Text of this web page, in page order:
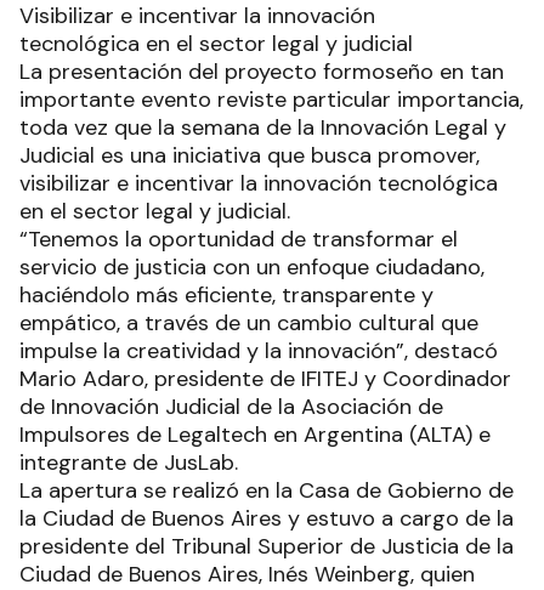
Visibilizar e incentivar la innovación
tecnológica en el sector legal y judicial
La presentación del proyecto formoseño en tan
importante evento reviste particular importancia,
toda vez que la semana de la Innovación Legal y
Judicial es una iniciativa que busca promover,
visibilizar e incentivar la innovación tecnológica
en el sector legal y judicial.
“Tenemos la oportunidad de transformar el
servicio de justicia con un enfoque ciudadano,
haciéndolo más eficiente, transparente y
empático, a través de un cambio cultural que
impulse la creatividad y la innovación”, destacó
Mario Adaro, presidente de IFITEJ y Coordinador
de Innovación Judicial de la Asociación de
Impulsores de Legaltech en Argentina (ALTA) e
integrante de JusLab.
La apertura se realizó en la Casa de Gobierno de
la Ciudad de Buenos Aires y estuvo a cargo de la
presidente del Tribunal Superior de Justicia de la
Ciudad de Buenos Aires, Inés Weinberg, quien